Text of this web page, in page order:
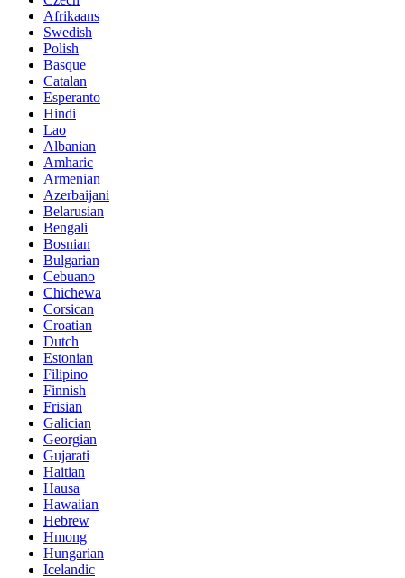
Afrikaans
Swedish
Polish
Basque
Catalan
Esperanto
Hindi
Lao
Albanian
Amharic
Armenian
Azerbaijani
Belarusian
Bengali
Bosnian
Bulgarian
Cebuano
Chichewa
Corsican
Croatian
Dutch
Estonian
Filipino
Finnish
Frisian
Galician
Georgian
Gujarati
Haitian
Hausa
Hawaiian
Hebrew
Hmong
Hungarian
Icelandic